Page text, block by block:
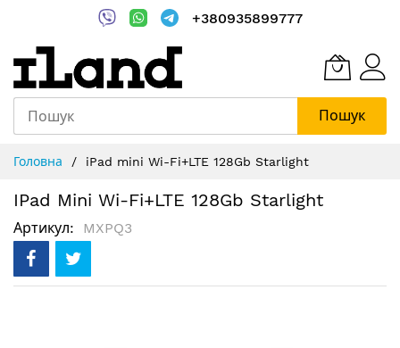
+380935899777
Пошук
Content
Головна iPad mini Wi-Fi+LTE 128Gb Starlight
IPad Mini Wi-Fi+LTE 128Gb Starlight
Артикул MXPQ3